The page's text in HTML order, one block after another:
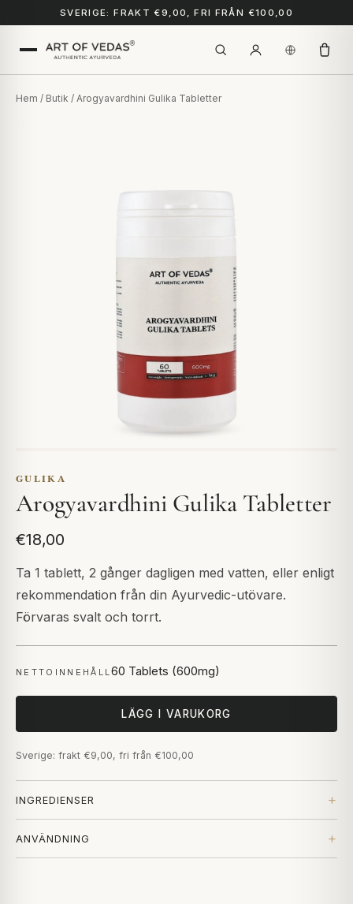
SVERIGE: FRAKT €9,00, FRI FRÅN €100,00
Hem / Butik / Arogyavardhini Gulika Tabletter
GULIKA
Arogyavardhini Gulika Tabletter
€18,00
Ta 1 tablett, 2 gånger dagligen med vatten, eller enligt
rekommendation från din Ayurvedic-utövare.
Förvaras svalt och torrt.
NETTOINNEHÅLL60 Tablets (600mg)
LÄGG I VARUKORG
Sverige: frakt €9,00, fri från €100,00
INGREDIENSER
ANVÄNDNING